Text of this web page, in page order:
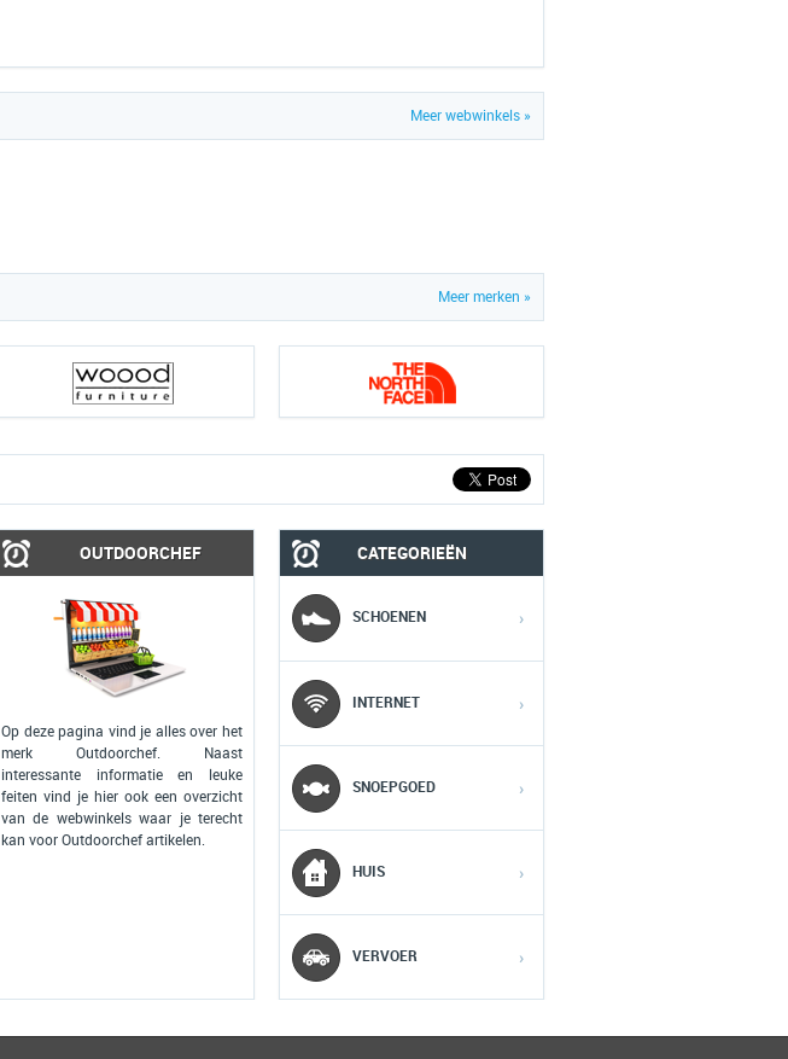
Meer webwinkels »
Meer merken »
COMPUTERS MOBIEL
2
3
OUTDOORCHEF
Op deze pagina vind je alles over het
merk Outdoorchef. Naast
interessante informatie en leuke
feiten vind je hier ook een overzicht
van de webwinkels waar je terecht
kan voor Outdoorchef artikelen.
CATEGORIEËN
SCHOENEN ›
INTERNET ›
SNOEPGOED ›
HUIS ›
VERVOER ›